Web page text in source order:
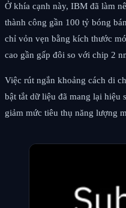
Ở khía cạnh này, IBM đã làm
thành công gần 100 tỷ bóng
chỉ vỏn vẹn bằng kích thước
cao gần gấp đôi so với chip 2
Việc rút ngắn khoảng cách di
bật tắt dữ liệu đã mang lại hiệu
giảm mức tiêu thụ năng lượng